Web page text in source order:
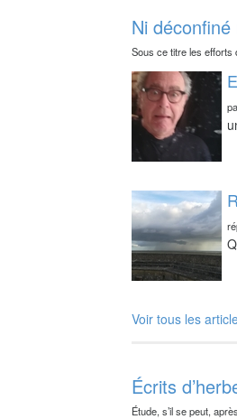
Ni déconfiné
Sous ce titre les efforts
Voir tous les
Écrits
Étude, s’il se peut,